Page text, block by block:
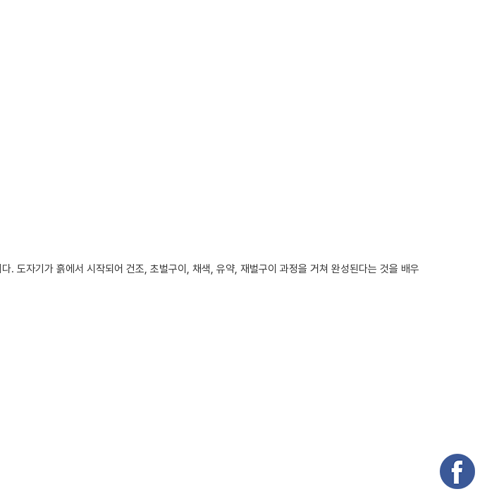
. 도자기가 흙에서 시작되어 건조, 초벌구이, 채색, 유약, 재벌구이 과정을 거쳐 완성된다는 것을 배우